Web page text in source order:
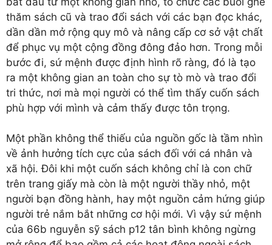
thăm sách cũ và trao đổi sách với các bạn đọc khác,
dần dần mở rộng quy mô và nâng cấp cơ sở vật chất
để phục vụ một cộng đồng đông đảo hơn. Trong mỗi
bước đi, sứ mệnh được định hình rõ ràng, đó là tạo
ra một không gian an toàn cho sự tò mò và trao đổi
tri thức, nơi mà mọi người có thể tìm thấy cuốn sách
phù hợp với mình và cảm thấy được tôn trọng.
Một phần không thể thiếu của nguồn gốc là tầm nhìn
về ảnh hưởng tích cực của sách đối với cá nhân và
xã hội. Đôi khi một cuốn sách không chỉ là con chữ
trên trang giấy mà còn là một người thầy nhỏ, một
người bạn đồng hành, hay một nguồn cảm hứng giúp
người trẻ nắm bắt những cơ hội mới. Vì vậy sứ mệnh
của 66b nguyễn sỹ sách p12 tân bình không ngừng